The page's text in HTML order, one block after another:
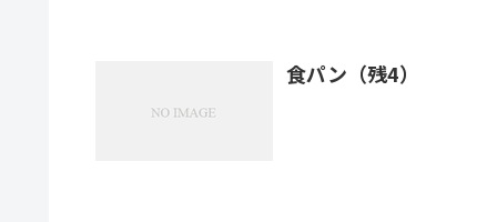
食パン（残4）